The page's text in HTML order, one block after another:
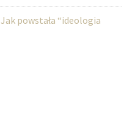
Jak powstała “ideologia